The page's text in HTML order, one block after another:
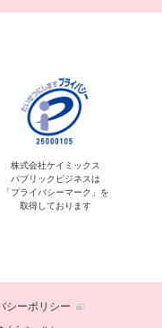
株式会社ケイミックス
パブリックビジネスは
「プライバシーマーク」を
取得しております
シーポリシー